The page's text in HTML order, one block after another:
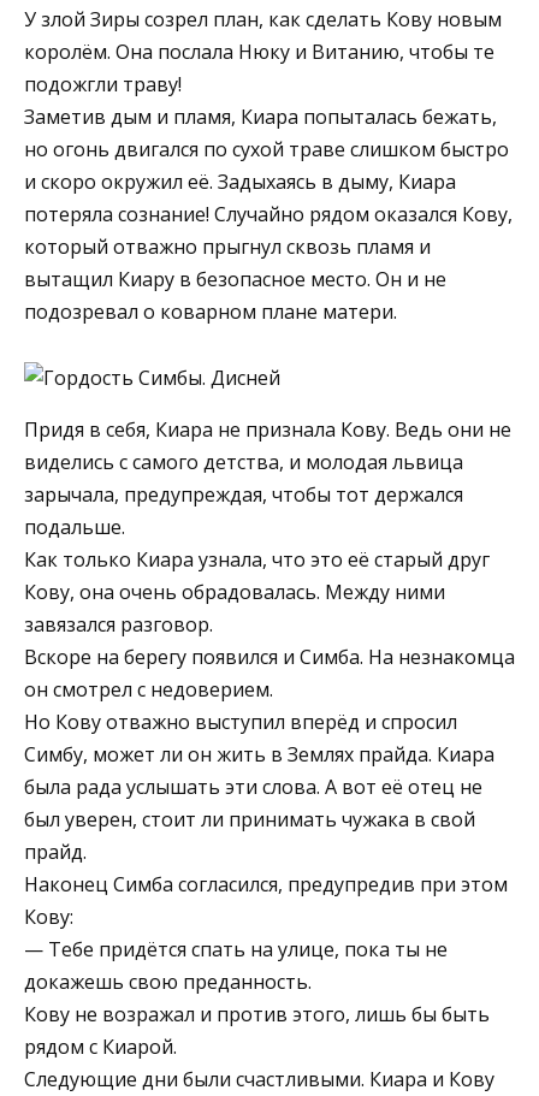
У злой Зиры созрел план, как сделать Кову новым
королём. Она послала Нюку и Витанию, чтобы те
подожгли траву!
Заметив дым и пламя, Киара попыталась бежать,
но огонь двигался по сухой траве слишком быстро
и скоро окружил её. Задыхаясь в дыму, Киара
потеряла сознание! Случайно рядом оказался Кову,
который отважно прыгнул сквозь пламя и
вытащил Киару в безопасное место. Он и не
подозревал о коварном плане матери.
Придя в себя, Киара не признала Кову. Ведь они не
виделись с самого детства, и молодая львица
зарычала, предупреждая, чтобы тот держался
подальше.
Как только Киара узнала, что это её старый друг
Кову, она очень обрадовалась. Между ними
завязался разговор.
Вскоре на берегу появился и Симба. На незнакомца
он смотрел с недоверием.
Но Кову отважно выступил вперёд и спросил
Симбу, может ли он жить в Землях прайда. Киара
была рада услышать эти слова. А вот её отец не
был уверен, стоит ли принимать чужака в свой
прайд.
Наконец Симба согласился, предупредив при этом
Кову:
— Тебе придётся спать на улице, пока ты не
докажешь свою преданность.
Кову не возражал и против этого, лишь бы быть
рядом с Киарой.
Следующие дни были счастливыми. Киара и Кову